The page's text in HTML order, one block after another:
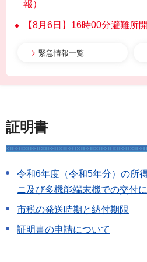
報）
【8月6日】16時00分避難所
緊急情報一覧
証明書
令和6年度（令和5年分）の所
ニ及び多機能端末機での交付
市税の発送時期と納付期限
証明書の申請について